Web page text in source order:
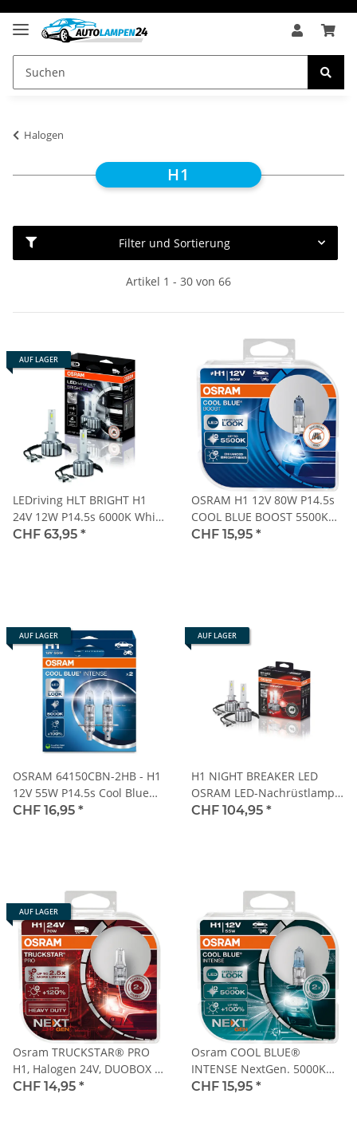
Halogen
H1
Filter und Sortierung
Artikel 1 - 30 von 66
AUF LAGER
LEDriving HLT BRIGHT H1
24V 12W P14.5s 6000K White
NO ECE 2St. OSRAM
CHF 63,95 *
OSRAM H1 12V 80W P14.5s
COOL BLUE BOOST 5500K
2St (NO ECE)
CHF 15,95 *
AUF LAGER
OSRAM 64150CBN-2HB - H1
12V 55W P14.5s Cool Blue
INTENSE NextGen. 5000K
CHF 16,95 *
AUF LAGER
H1 NIGHT BREAKER LED
OSRAM LED-Nachrüstlampe
+230% mehr Licht 2St
CHF 104,95 *
AUF LAGER
Osram TRUCKSTAR® PRO
H1, Halogen 24V, DUOBOX -
64155TSP-HCB
CHF 14,95 *
Osram COOL BLUE®
INTENSE NextGen. 5000K
+100%, H1, Halogen 12V,
CHF 15,95 *